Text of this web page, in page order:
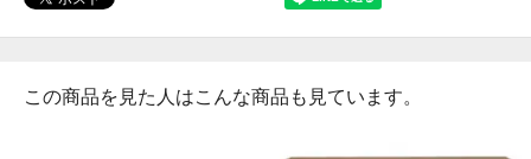
この商品を見た人はこんな商品も見ています。